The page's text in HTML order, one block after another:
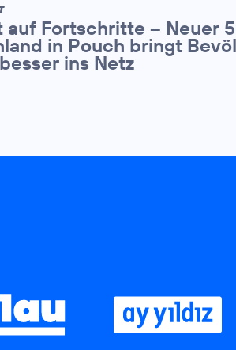
Fortschritte – Neuer
in Pouch bringt
ins Netz